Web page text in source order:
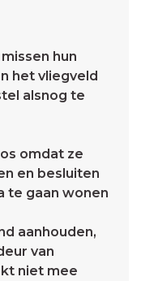
hun
het vliegveld
alsnog te
omdat ze
en besluiten
te gaan wonen
aanhouden,
van
niet mee